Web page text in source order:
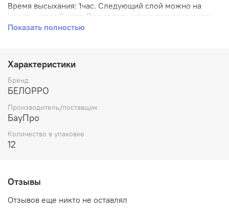
Время высыхания: 1час. Следующий слой можно на
носить через 2 часа. Время высыхания при снижении
температуры и повышении относительной влажности
Фасовки: 1,3кг, 2,5кг, 5,5кг, 14кг.
ИНСТРУКЦИЯ ПО ПРИМЕНЕНИЮ
Поверхность очистить от пыли,
Показать полностью
Характеристики
Бренд
БЕЛОРРО
Производитель/поставщик
БауПро
Количество в упаковке
12
Отзывы
Отзывов еще никто не оставлял